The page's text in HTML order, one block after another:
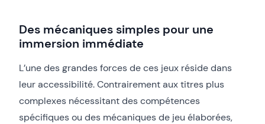
Des mécaniques simples pour une
immersion immédiate
L’une des grandes forces de ces jeux réside dans
leur accessibilité. Contrairement aux titres plus
complexes nécessitant des compétences
spécifiques ou des mécaniques de jeu élaborées,